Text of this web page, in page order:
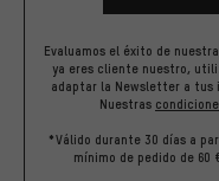
Evaluamos el éxito de
ya eres cliente nuestro,
adaptar la Newsletter a tus
Nuestras
*Válido durante 30 días a
mínimo de pedido de 60